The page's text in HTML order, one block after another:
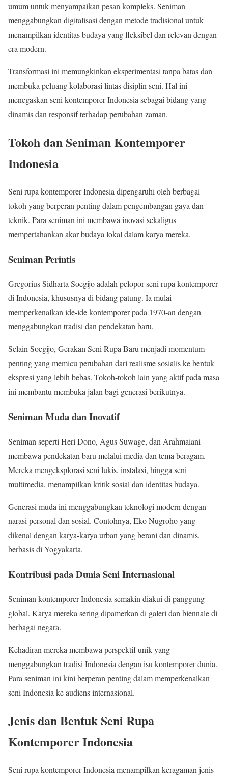
umum untuk menyampaikan pesan kompleks. Seniman
menggabungkan digitalisasi dengan metode tradisional untuk
menampilkan identitas budaya yang fleksibel dan relevan dengan
era modern.
Transformasi ini memungkinkan eksperimentasi tanpa batas dan
membuka peluang kolaborasi lintas disiplin seni. Hal ini
menegaskan seni kontemporer Indonesia sebagai bidang yang
dinamis dan responsif terhadap perubahan zaman.
Tokoh dan Seniman Kontemporer
Indonesia
Seni rupa kontemporer Indonesia dipengaruhi oleh berbagai
tokoh yang berperan penting dalam pengembangan gaya dan
teknik. Para seniman ini membawa inovasi sekaligus
mempertahankan akar budaya lokal dalam karya mereka.
Seniman Perintis
Gregorius Sidharta Soegijo adalah pelopor seni rupa kontemporer
di Indonesia, khususnya di bidang patung. Ia mulai
memperkenalkan ide-ide kontemporer pada 1970-an dengan
menggabungkan tradisi dan pendekatan baru.
Selain Soegijo, Gerakan Seni Rupa Baru menjadi momentum
penting yang memicu perubahan dari realisme sosialis ke bentuk
ekspresi yang lebih bebas. Tokoh-tokoh lain yang aktif pada masa
ini membantu membuka jalan bagi generasi berikutnya.
Seniman Muda dan Inovatif
Seniman seperti Heri Dono, Agus Suwage, dan Arahmaiani
membawa pendekatan baru melalui media dan tema beragam.
Mereka mengeksplorasi seni lukis, instalasi, hingga seni
multimedia, menampilkan kritik sosial dan identitas budaya.
Generasi muda ini menggabungkan teknologi modern dengan
narasi personal dan sosial. Contohnya, Eko Nugroho yang
dikenal dengan karya-karya urban yang berani dan dinamis,
berbasis di Yogyakarta.
Kontribusi pada Dunia Seni Internasional
Seniman kontemporer Indonesia semakin diakui di panggung
global. Karya mereka sering dipamerkan di galeri dan biennale di
berbagai negara.
Kehadiran mereka membawa perspektif unik yang
menggabungkan tradisi Indonesia dengan isu kontemporer dunia.
Para seniman ini kini berperan penting dalam memperkenalkan
seni Indonesia ke audiens internasional.
Jenis dan Bentuk Seni Rupa
Kontemporer Indonesia
Seni rupa kontemporer Indonesia menampilkan keragaman jenis